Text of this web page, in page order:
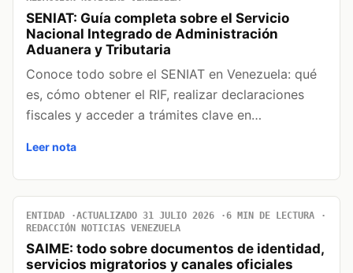
SENIAT: Guía completa sobre el Servicio
Nacional Integrado de Administración
Aduanera y Tributaria
Conoce todo sobre el SENIAT en Venezuela: qué
es, cómo obtener el RIF, realizar declaraciones
fiscales y acceder a trámites clave en…
Leer nota
ENTIDAD ACTUALIZADO 31 JULIO 2026
6 MIN DE LECTURA
REDACCIÓN NOTICIAS VENEZUELA
SAIME: todo sobre documentos de identidad,
servicios migratorios y canales oficiales